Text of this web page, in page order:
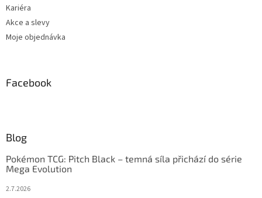
Kariéra
Akce a slevy
Moje objednávka
Facebook
Blog
Pokémon TCG: Pitch Black – temná síla přichází do série
Mega Evolution
2.7.2026